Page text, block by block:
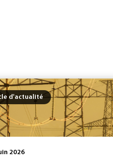
entreprises, l’enjeu n’est
d'actualité
2026